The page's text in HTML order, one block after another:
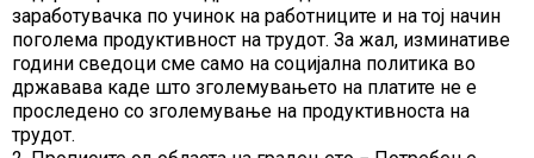
заработувачка по учинок на работниците и на тој начин
поголема продуктивност на трудот. За жал, изминативе
години сведоци сме само на социјална политика во
државава каде што зголемувањето на платите не е
проследено со зголемување на продуктивноста на
трудот.